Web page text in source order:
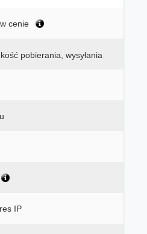
cenie
pobierania, wysyłania
IP